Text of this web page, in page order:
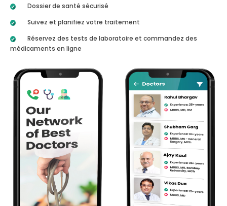
Dossier de santé sécurisé
Suivez et planifiez votre traitement
Réservez des tests de laboratoire et commandez des
médicaments en ligne